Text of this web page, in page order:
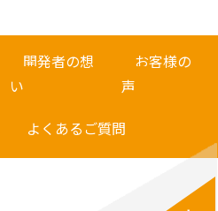
開発者の想
い
お客様の
声
よくあるご質問